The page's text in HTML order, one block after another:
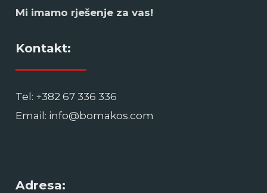
Mi imamo rješenje za vas!
Kontakt:
Tel: +382 67 336 336
Email: info@bomakos.com
Adresa: